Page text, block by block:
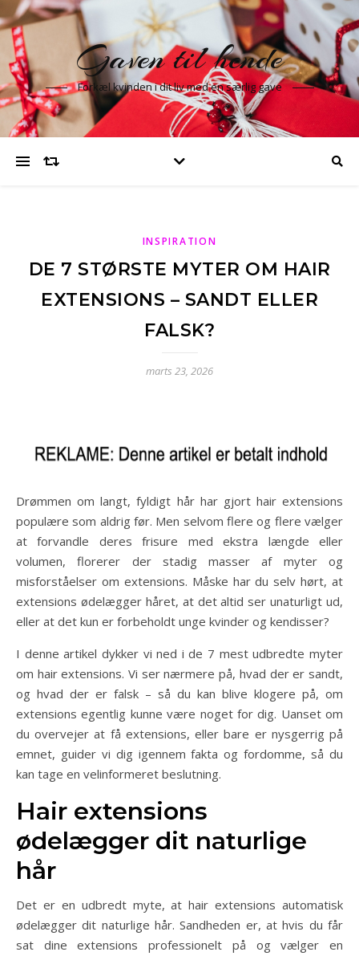
Gaven til hende
Forkæl kvinden i dit liv med en særlig gave
INSPIRATION
DE 7 STØRSTE MYTER OM HAIR
EXTENSIONS – SANDT ELLER
FALSK?
marts 23, 2026
Drømmen om langt, fyldigt hår har gjort hair extensions
populære som aldrig før. Men selvom flere og flere vælger
at forvandle deres frisure med ekstra længde eller
volumen, florerer der stadig masser af myter og
misforståelser om extensions. Måske har du selv hørt, at
extensions ødelægger håret, at det altid ser unaturligt ud,
eller at det kun er forbeholdt unge kvinder og kendisser?
I denne artikel dykker vi ned i de 7 mest udbredte myter
om hair extensions. Vi ser nærmere på, hvad der er sandt,
og hvad der er falsk – så du kan blive klogere på, om
extensions egentlig kunne være noget for dig. Uanset om
du overvejer at få extensions, eller bare er nysgerrig på
emnet, guider vi dig igennem fakta og fordomme, så du
kan tage en velinformeret beslutning.
Hair extensions
ødelægger dit naturlige
hår
Det er en udbredt myte, at hair extensions automatisk
ødelægger dit naturlige hår. Sandheden er, at hvis du får
sat dine extensions professionelt på og vælger en